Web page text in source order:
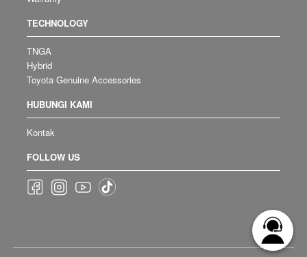
TECHNOLOGY
TNGA
Hybrid
Toyota Genuine Accessories
HUBUNGI KAMI
Kontak
FOLLOW US